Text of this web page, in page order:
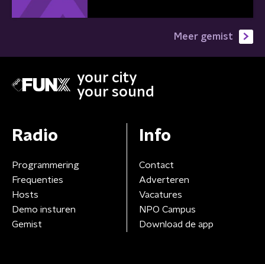
Meer gemist
your city
your sound
Radio
Programmering
Frequenties
Hosts
Demo insturen
Gemist
Info
Contact
Adverteren
Vacatures
NPO Campus
Download de app